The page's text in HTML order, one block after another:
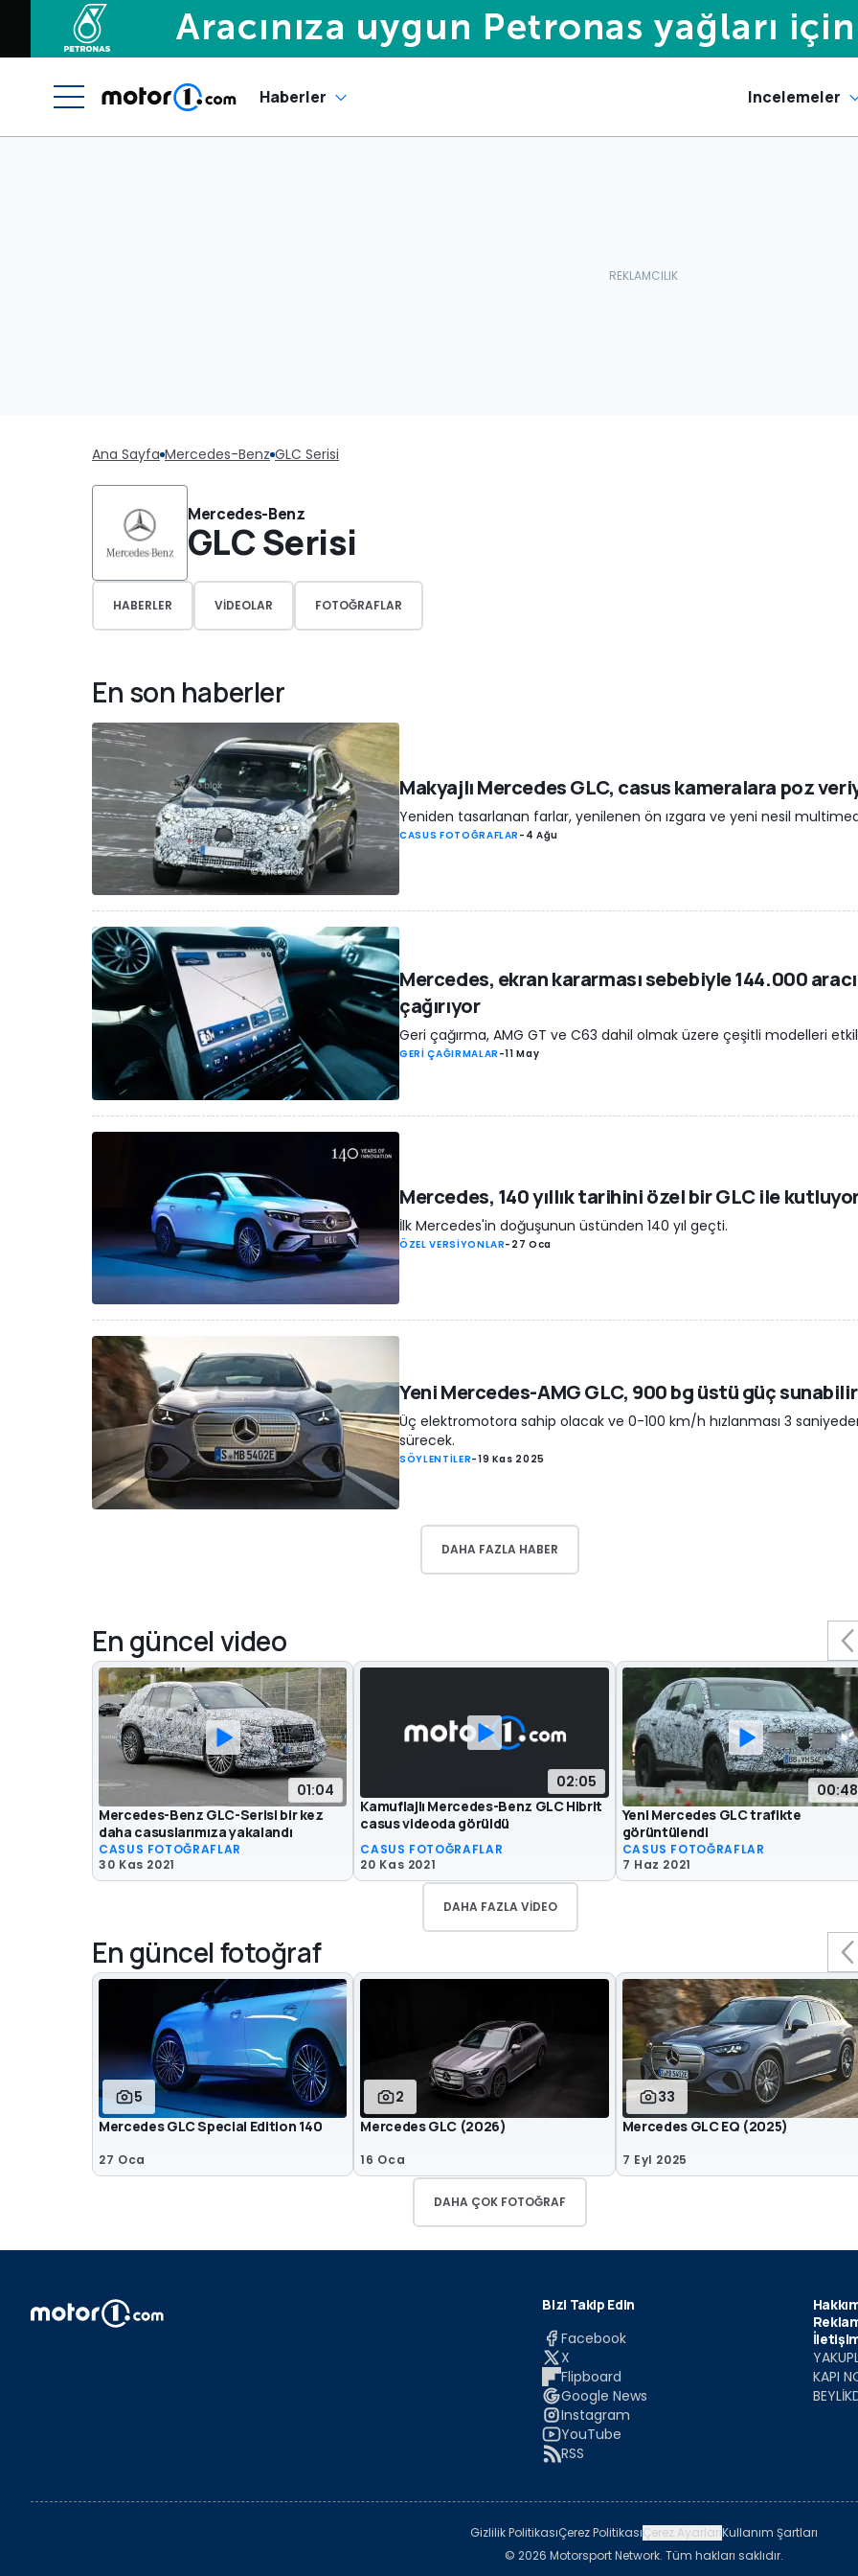
Haberler Incelemeler
Ana Sayfa Mercedes-Benz GLC Serisi
Mercedes-Benz
GLC Serisi
HABERLER VIDEOLAR FOTOĞRAFLAR
En son haberler
Makyajlı Mercedes GLC, casus kameralara poz
Yeniden tasarlanan farlar, yenilenen ön ızgara ve yeni nesil
CASUS FOTOĞRAFLAR - 4 Ağu
Mercedes, ekran kararması sebebiyle 144.000
çağırıyor
Geri çağırma, AMG GT ve C63 dahil olmak üzere çeşitli modelleri
GERİ ÇAĞIRMALAR -11 May
Mercedes, 140 yıllık tarihini özel bir GLC ile
İlk Mercedes'in doğuşunun üstünden 140 yıl geçti.
ÖZEL VERSİYONLAR- 27 Oca
Yeni Mercedes-AMG GLC, 900 bg üstü güç sunabilir
Üç elektromotora sahip olacak ve 0-100 km/h hızlanması 3
sürecek.
SÖYLENTİLER-19 Kas 2025
DAHA FAZLA HABER
En güncel video
01:04
Mercedes-Benz GLC-Serisi bir kez
daha casuslarımıza yakalandı
CASUS FOTOĞRAFLAR
30 Kas 2021
02:05
Kamuflajlı Mercedes-Benz GLC Hibrit
casus videoda görüldü
CASUS FOTOĞRAFLAR
20 Kas 2021
00:48
Yeni Mercedes GLC trafikte
görüntülendi
CASUS FOTOĞRAFLAR
7 Haz 2021
DAHA FAZLA VIDEO
En güncel fotoğraf
5
Mercedes GLC Special Edition 140
27 Oca
2
Mercedes GLC (2026)
16 Oca
33
Mercedes GLC EQ (2025)
7 Eyl 2025
DAHA ÇOK FOTOĞRAF
Bizi Takip Edin
Facebook
X
Flipboard
Google News
Instagram
YouTube
RSS
KAPI
Gizlilik PolitikasıÇerez PolitikasıÇerez AyarlarıKullanım Şartları
© 2026 Motorsport Network. Tüm hakları saklıdır.